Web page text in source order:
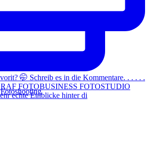
echte Einblicke hinter di